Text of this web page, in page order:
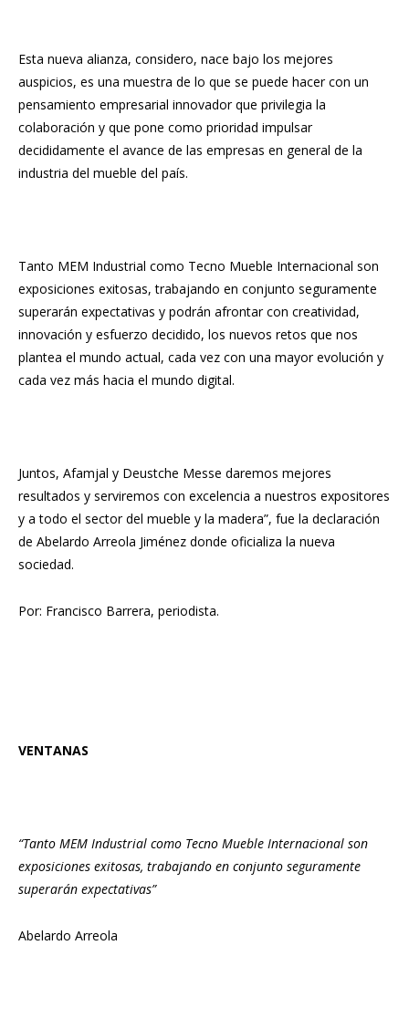
Esta nueva alianza, considero, nace bajo los mejores
auspicios, es una muestra de lo que se puede hacer con un
pensamiento empresarial innovador que privilegia la
colaboración y que pone como prioridad impulsar
decididamente el avance de las empresas en general de la
industria del mueble del país.
Tanto MEM Industrial como Tecno Mueble Internacional son
exposiciones exitosas, trabajando en conjunto seguramente
superarán expectativas y podrán afrontar con creatividad,
innovación y esfuerzo decidido, los nuevos retos que nos
plantea el mundo actual, cada vez con una mayor evolución y
cada vez más hacia el mundo digital.
Juntos, Afamjal y Deustche Messe daremos mejores
resultados y serviremos con excelencia a nuestros expositores
y a todo el sector del mueble y la madera”, fue la declaración
de Abelardo Arreola Jiménez donde oficializa la nueva
sociedad.
Por: Francisco Barrera, periodista.
VENTANAS
“Tanto MEM Industrial como Tecno Mueble Internacional son
exposiciones exitosas, trabajando en conjunto seguramente
superarán expectativas”
Abelardo Arreola